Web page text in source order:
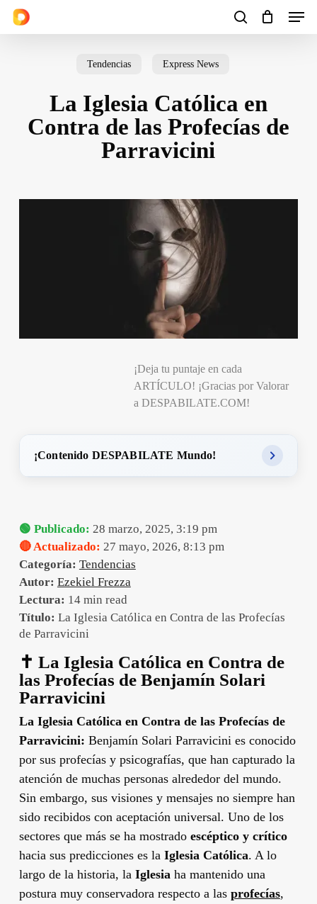
Skip
search
Menu
Cart Close
Tendencias Express News
La Iglesia Católica en
Contra de las Profecías de
Parravicini
¡Deja tu puntaje en cada
ARTÍCULO! ¡Gracias por Valorar
a DESPABILATE.COM!
¡Contenido DESPABILATE Mundo!
🟢 Publicado: 28 marzo, 2025, 3:19 pm
🔴 Actualizado: 27 mayo, 2026, 8:13 pm
Categoría: Tendencias
Autor: Ezekiel Frezza
Lectura: 14 min read
Título: La Iglesia Católica en Contra de las Profecías
de Parravicini
✝️ La Iglesia Católica en Contra de
las Profecías de Benjamín Solari
Parravicini
La Iglesia Católica en Contra de las Profecías de
Parravicini: Benjamín Solari Parravicini es conocido
por sus profecías y psicografías, que han capturado la
atención de muchas personas alrededor del mundo.
Sin embargo, sus visiones y mensajes no siempre han
sido recibidos con aceptación universal. Uno de los
sectores que más se ha mostrado escéptico y crítico
hacia sus predicciones es la Iglesia Católica. A lo
largo de la historia, la Iglesia ha mantenido una
postura muy conservadora respecto a las profecías,